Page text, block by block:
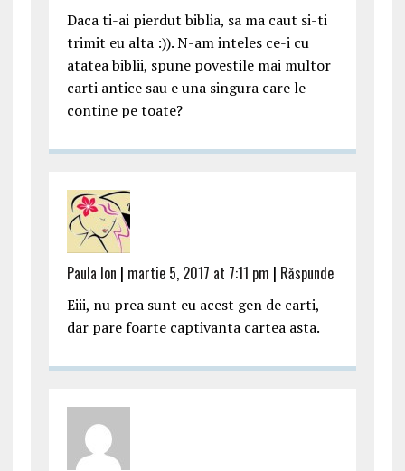
Daca ti-ai pierdut biblia, sa ma caut si-ti
trimit eu alta :)). N-am inteles ce-i cu
atatea biblii, spune povestile mai multor
carti antice sau e una singura care le
contine pe toate?
Paula Ion | martie 5, 2017 at 7:11 pm | Răspunde
Eiii, nu prea sunt eu acest gen de carti,
dar pare foarte captivanta cartea asta.